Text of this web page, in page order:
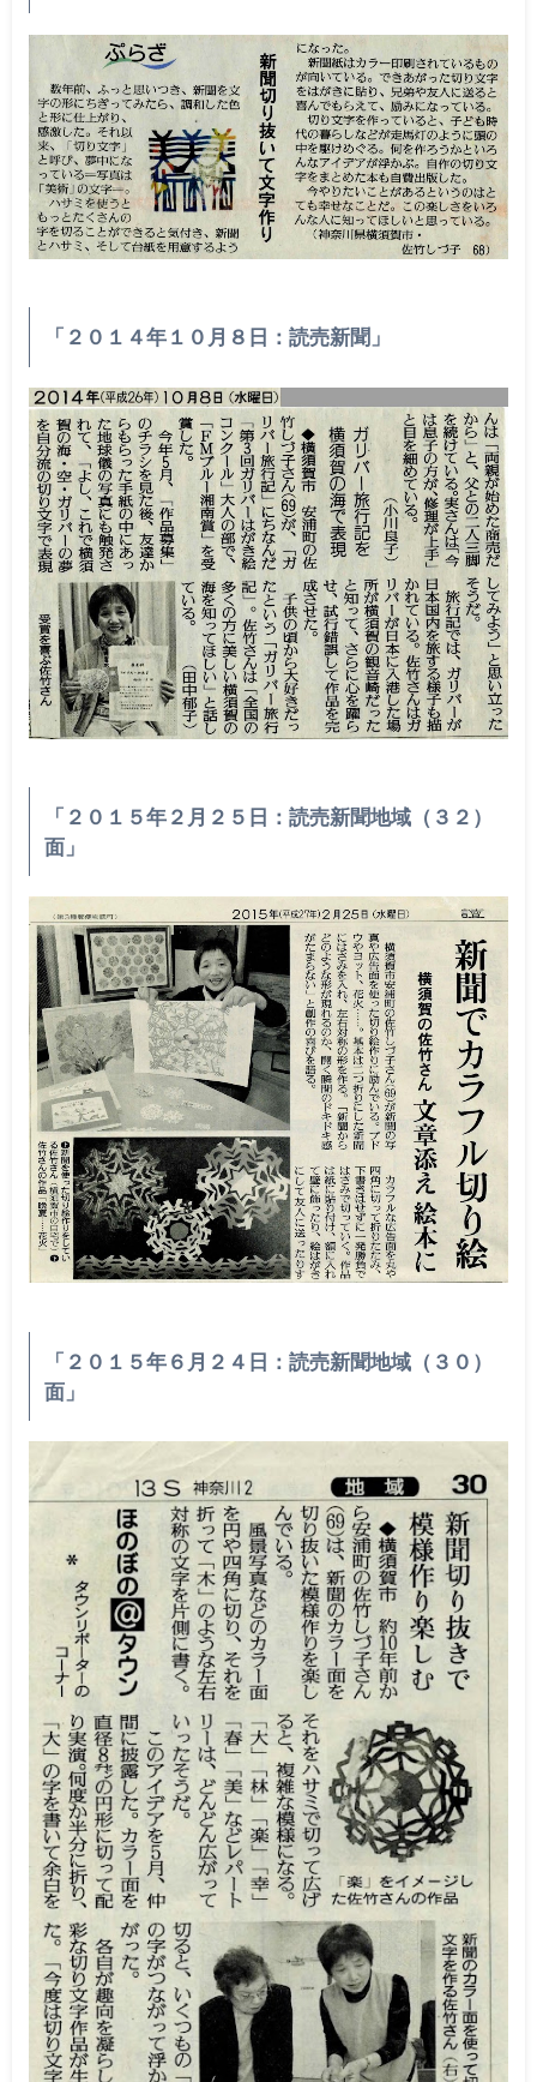
「２０１４年１０月８日：読売新聞」
「２０１５年２月２５日：読売新聞地域（３２）
面」
「２０１５年６月２４日：読売新聞地域（３０）
面」